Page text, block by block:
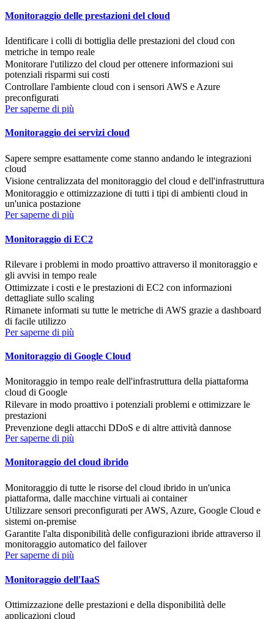
Monitoraggio delle prestazioni del cloud
Identificare i colli di bottiglia delle prestazioni del cloud con
metriche in tempo reale
Monitorare l'utilizzo del cloud per ottenere informazioni sui
potenziali risparmi sui costi
Controllare l'ambiente cloud con i sensori AWS e Azure
preconfigurati
Per saperne di più
Monitoraggio dei servizi cloud
Sapere sempre esattamente come stanno andando le integrazioni
cloud
Visione centralizzata del monitoraggio del cloud e dell'infrastruttura
Monitoraggio e ottimizzazione di tutti i tipi di ambienti cloud in
un'unica postazione
Per saperne di più
Monitoraggio di EC2
Rilevare i problemi in modo proattivo attraverso il monitoraggio e
gli avvisi in tempo reale
Ottimizzate i costi e le prestazioni di EC2 con informazioni
dettagliate sullo scaling
Rimanete informati su tutte le metriche di AWS grazie a dashboard
di facile utilizzo
Per saperne di più
Monitoraggio di Google Cloud
Monitoraggio in tempo reale dell'infrastruttura della piattaforma
cloud di Google
Rilevare in modo proattivo i potenziali problemi e ottimizzare le
prestazioni
Prevenzione degli attacchi DDoS e di altre attività dannose
Per saperne di più
Monitoraggio del cloud ibrido
Monitoraggio di tutte le risorse del cloud ibrido in un'unica
piattaforma, dalle macchine virtuali ai container
Utilizzare sensori preconfigurati per AWS, Azure, Google Cloud e
sistemi on-premise
Garantite l'alta disponibilità delle configurazioni ibride attraverso il
monitoraggio automatico del failover
Per saperne di più
Monitoraggio dell'IaaS
Ottimizzazione delle prestazioni e della disponibilità delle
applicazioni cloud